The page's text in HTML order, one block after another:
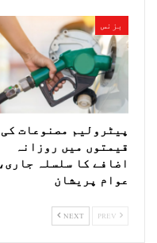
بزنس
پیٹرولیم مصنوعات کی
قیمتوں میں روزانہ
اضافے کا سلسلہ جاری،
عوام پریشان
NEXT